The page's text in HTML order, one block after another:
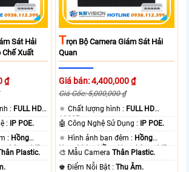
Sát Hải
Chế Xuất
₫
: FULL HD
⚙ Camera Công nghệ : IP POE.
❈ Xem Được Ban Đêm : Hồng
Smart IR.
Plastic.
TRọn Bộ Camera Giám Sát Hải
Quan
Giá bán: 4,400,000 ₫
Giá Gốc: 5,000,000 ₫
🔅 Chất lượng hình : FULL HD
1080P .
🤖️ Công Nghệ Sử Dụng : IP POE.
🔅 Hình ảnh ban đêm : Hồng
Ngoại 30m Hồng Ngoại Smart IR.
🎨 Mẫu CameraThân Plastic.
️♚ Điểm Nỗi Bật :Thu Âm.